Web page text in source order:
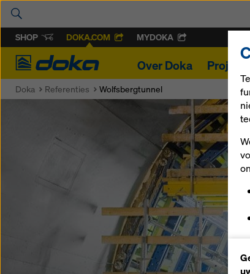
SHOP DOKA.COM MYDOKA
Doka
Over Doka Projecten
Doka Referenties Wolfsbergtunnel